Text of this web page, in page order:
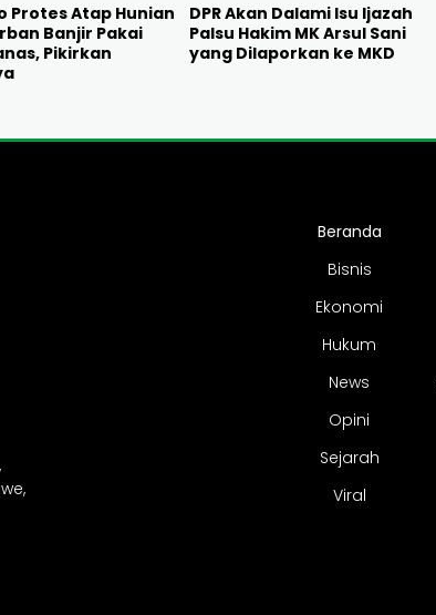
Protes Atap Hunian
Banjir Pakai
Pikirkan
DPR Akan Dalami Isu Ijazah
Palsu Hakim MK Arsul Sani
yang Dilaporkan ke MKD
Beranda
Bisnis
Ekonomi
Hukum
News
Opini
Sejarah
Viral